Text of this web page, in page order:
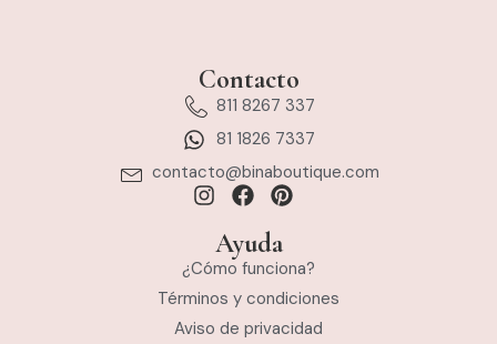
Contacto
811 8267 337
81 1826 7337
contacto@binaboutique.com
Ayuda
¿Cómo funciona?
Términos y condiciones
Aviso de privacidad